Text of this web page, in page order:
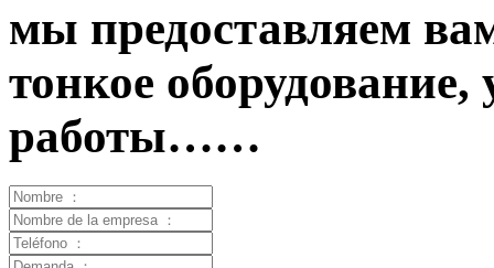
мы предоставляем
тонкое
работы……